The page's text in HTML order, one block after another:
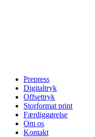
Prepress
Digitaltryk
Offsettryk
Storformat print
Færdiggørelse
Om os
Kontakt